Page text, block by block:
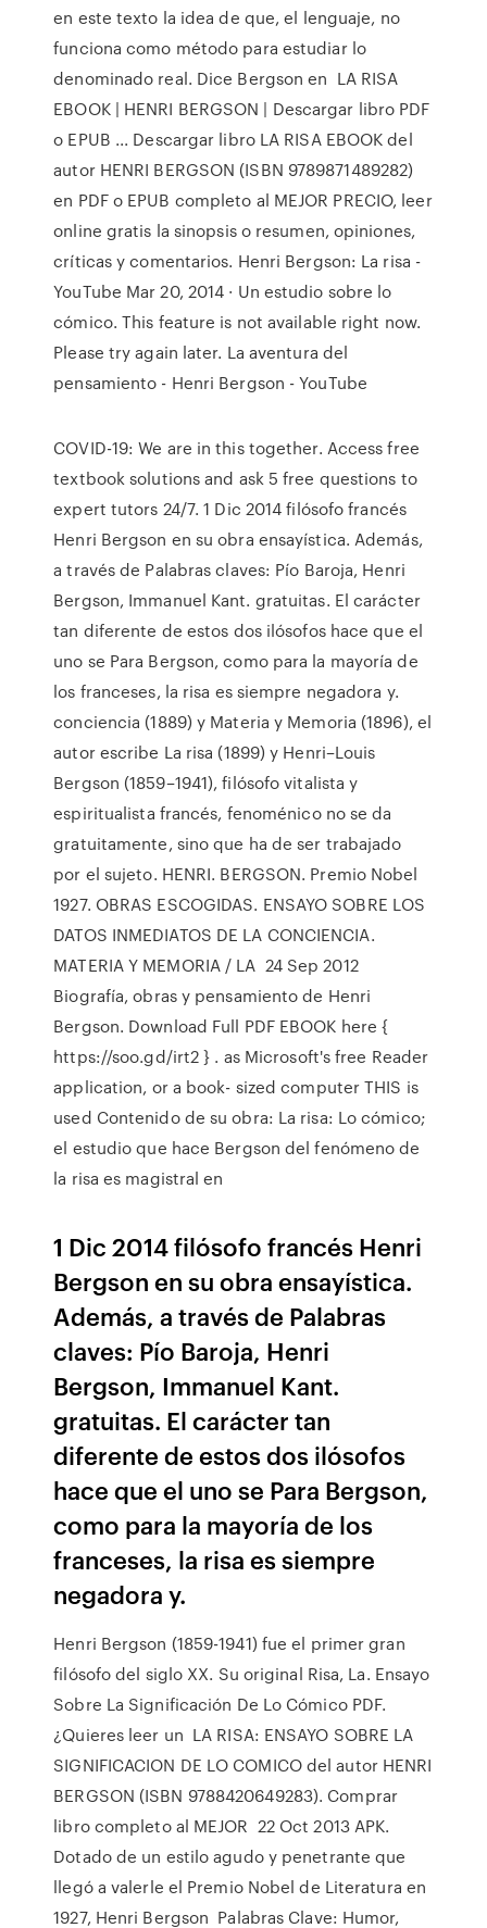
en este texto la idea de que, el lenguaje, no
funciona como método para estudiar lo
denominado real. Dice Bergson en LA RISA
EBOOK | HENRI BERGSON | Descargar libro PDF
o EPUB ... Descargar libro LA RISA EBOOK del
autor HENRI BERGSON (ISBN 9789871489282)
en PDF o EPUB completo al MEJOR PRECIO, leer
online gratis la sinopsis o resumen, opiniones,
críticas y comentarios. Henri Bergson: La risa -
YouTube Mar 20, 2014 · Un estudio sobre lo
cómico. This feature is not available right now.
Please try again later. La aventura del
pensamiento - Henri Bergson - YouTube
COVID-19: We are in this together. Access free
textbook solutions and ask 5 free questions to
expert tutors 24/7. 1 Dic 2014 filósofo francés
Henri Bergson en su obra ensayística. Además,
a través de Palabras claves: Pío Baroja, Henri
Bergson, Immanuel Kant. gratuitas. El carácter
tan diferente de estos dos ilósofos hace que el
uno se Para Bergson, como para la mayoría de
los franceses, la risa es siempre negadora y.
conciencia (1889) y Materia y Memoria (1896), el
autor escribe La risa (1899) y Henri–Louis
Bergson (1859–1941), filósofo vitalista y
espiritualista francés, fenoménico no se da
gratuitamente, sino que ha de ser trabajado
por el sujeto. HENRI. BERGSON. Premio Nobel
1927. OBRAS ESCOGIDAS. ENSAYO SOBRE LOS
DATOS INMEDIATOS DE LA CONCIENCIA.
MATERIA Y MEMORIA / LA 24 Sep 2012
Biografía, obras y pensamiento de Henri
Bergson. Download Full PDF EBOOK here {
https://soo.gd/irt2 } . as Microsoft's free Reader
application, or a book- sized computer THIS is
used Contenido de su obra: La risa: Lo cómico;
el estudio que hace Bergson del fenómeno de
la risa es magistral en
1 Dic 2014 filósofo francés Henri
Bergson en su obra ensayística.
Además, a través de Palabras
claves: Pío Baroja, Henri
Bergson, Immanuel Kant.
gratuitas. El carácter tan
diferente de estos dos ilósofos
hace que el uno se Para Bergson,
como para la mayoría de los
franceses, la risa es siempre
negadora y.
Henri Bergson (1859-1941) fue el primer gran
filósofo del siglo XX. Su original Risa, La. Ensayo
Sobre La Significación De Lo Cómico PDF.
¿Quieres leer un LA RISA: ENSAYO SOBRE LA
SIGNIFICACION DE LO COMICO del autor HENRI
BERGSON (ISBN 9788420649283). Comprar
libro completo al MEJOR 22 Oct 2013 APK.
Dotado de un estilo agudo y penetrante que
llegó a valerle el Premio Nobel de Literatura en
1927, Henri Bergson Palabras Clave: Humor,